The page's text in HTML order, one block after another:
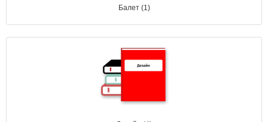
Балет (1)